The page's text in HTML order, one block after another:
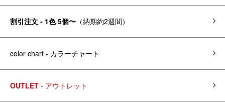
割引注文 - 1色 5個〜 （納期約2週間）
color chart - カラーチャート
OUTLET - アウトレット